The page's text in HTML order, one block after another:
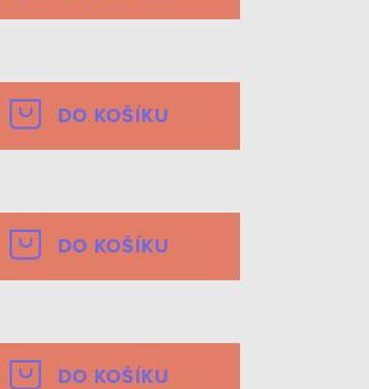
DO KOŠÍKU
DO KOŠÍKU
DO KOŠÍKU